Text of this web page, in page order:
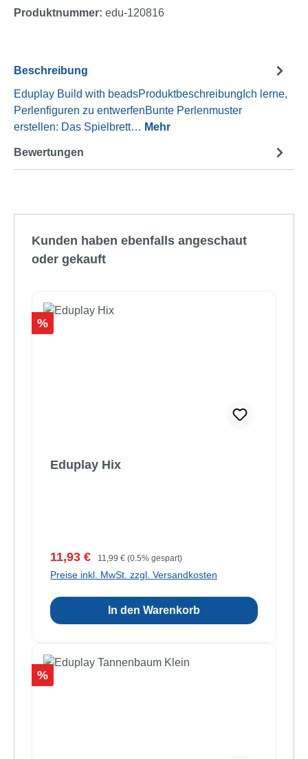
Produktnummer: edu-120816
Beschreibung
Eduplay Build with beadsProduktbeschreibungIch lerne,
Perlenfiguren zu entwerfenBunte Perlenmuster
erstellen: Das Spielbrett… Mehr
Bewertungen
Kunden haben ebenfalls angeschaut
oder gekauft
Rabatt
%
Eduplay Hix
Verkaufspreis:
11,93 € Regulärer Preis:
11,99 € (0.5% gespart)
Preise inkl. MwSt. zzgl. Versandkosten
In den Warenkorb
Rabatt
%